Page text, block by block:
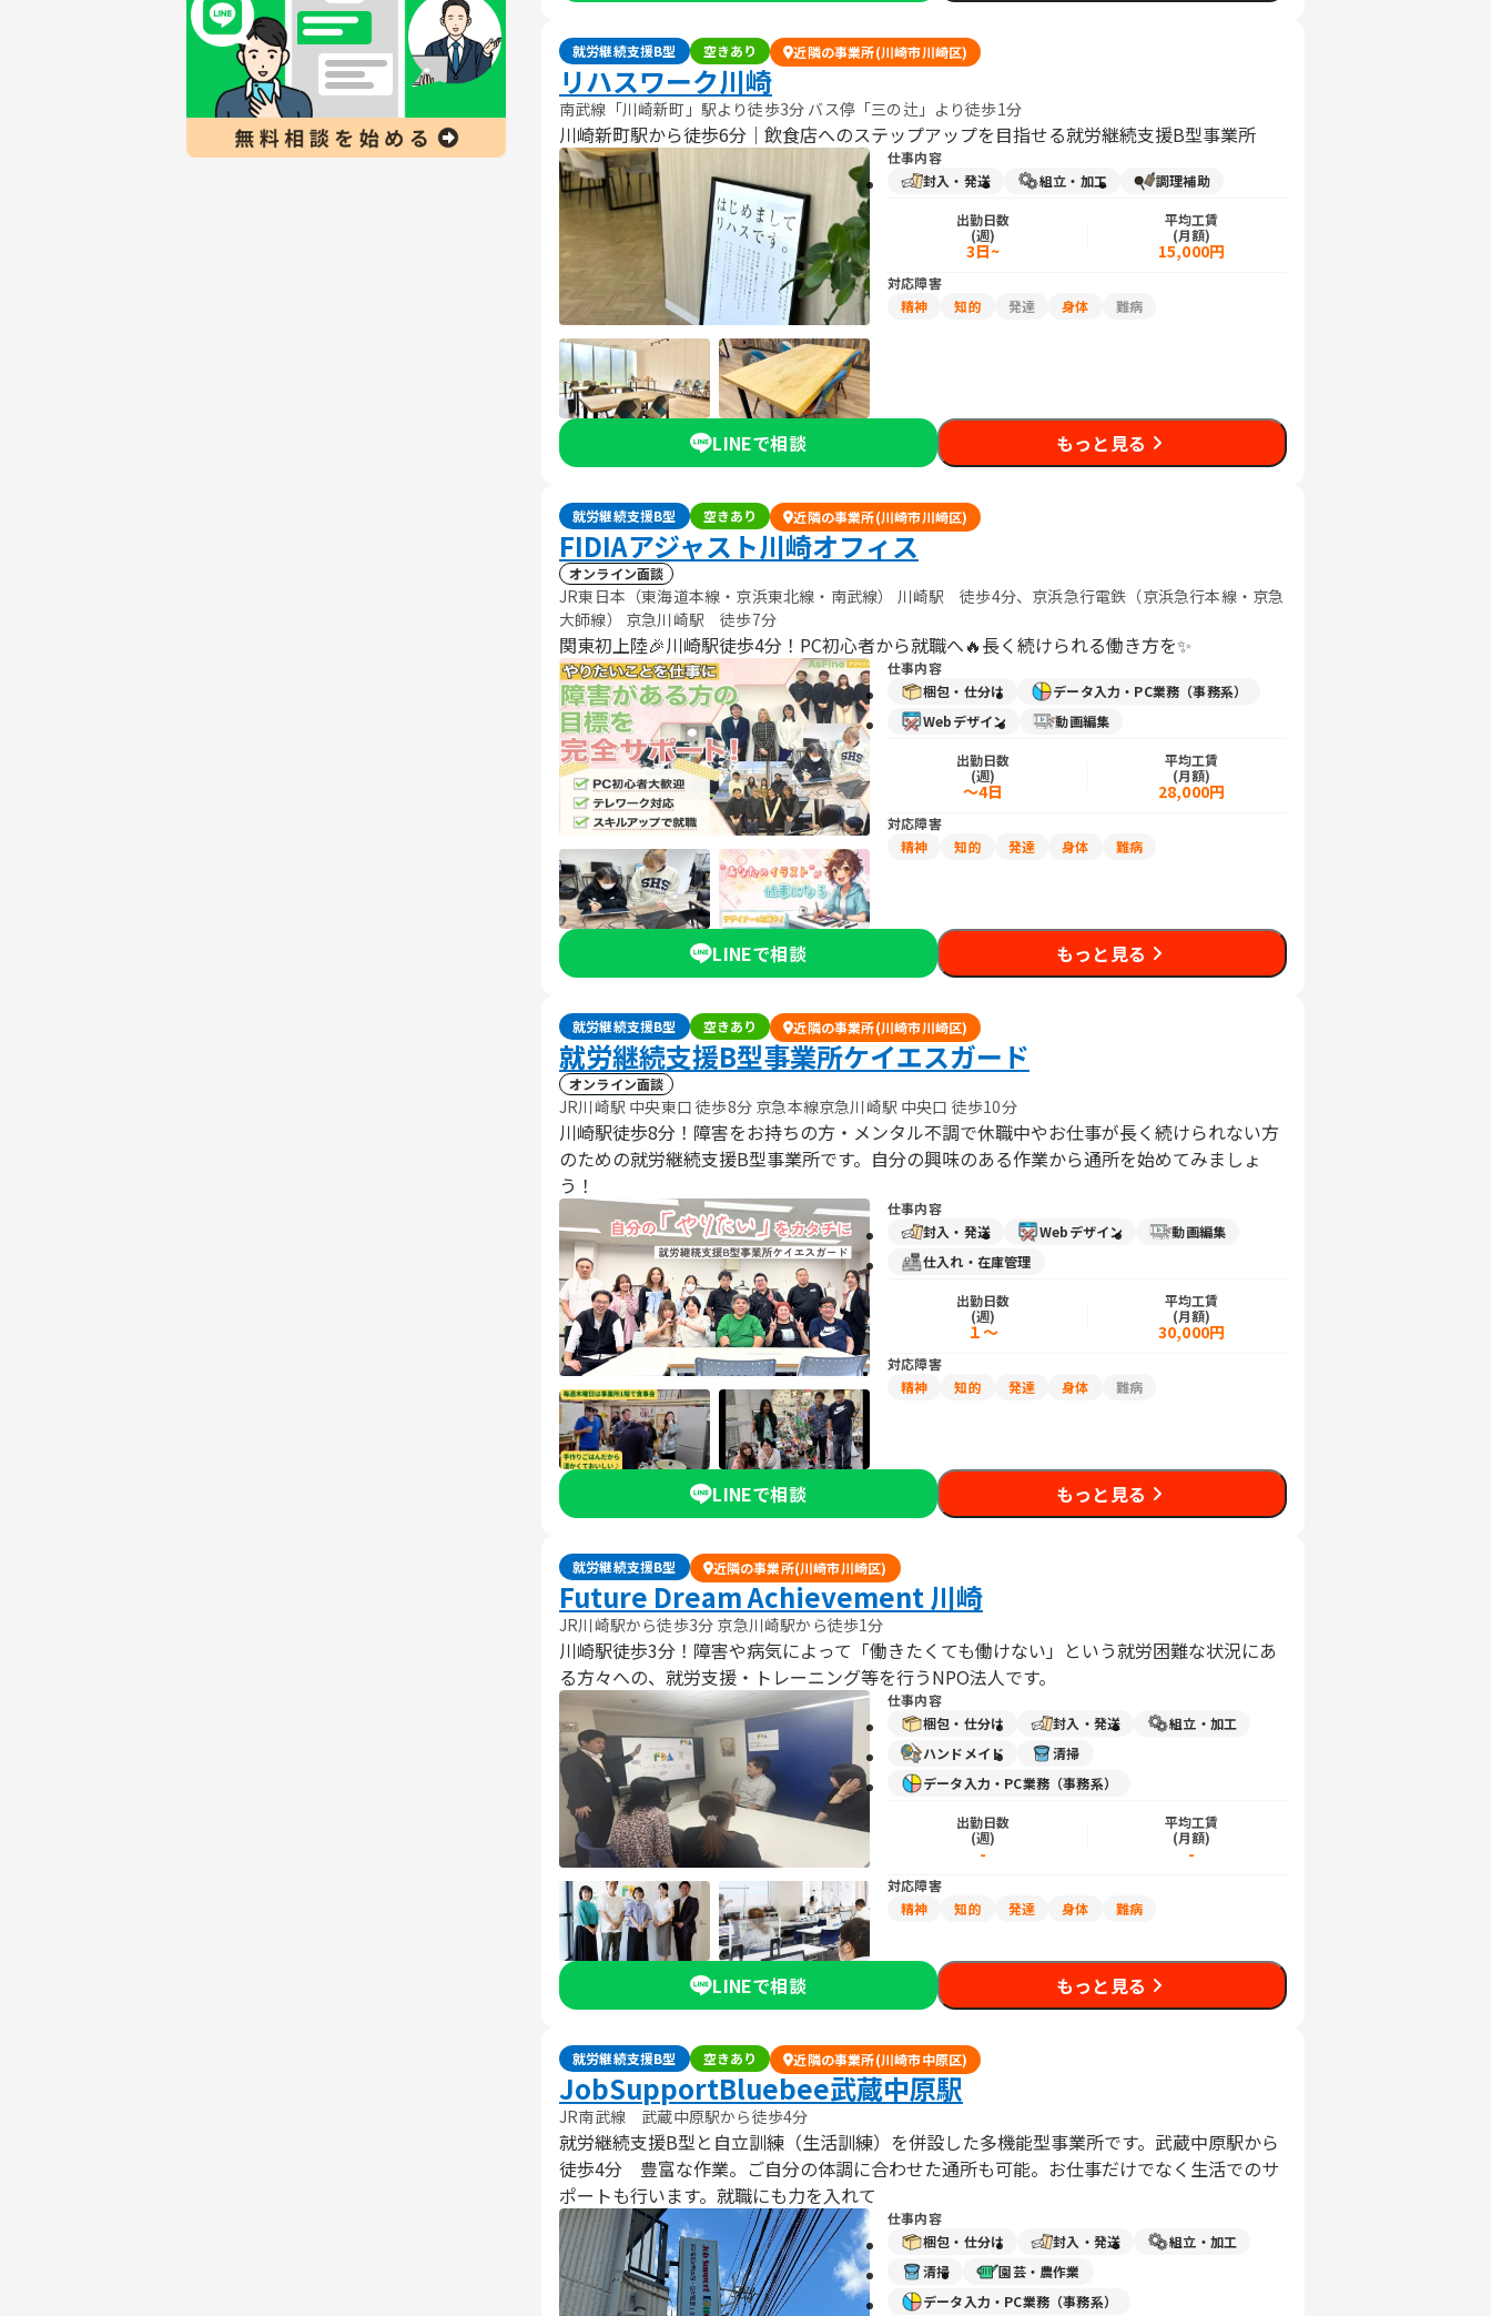
就労継続支援B型 空きあり 近隣の事業所(川崎市川崎区)
リハスワーク川崎
南武線「川崎新町」駅より徒歩3分 バス停「三の辻」より徒歩1分
川崎新町駅から徒歩6分｜飲食店へのステップアップを目指せる就労継続支援B型事業所
仕事内容
封入・発送
組立・加工 調理補助
出勤日数
(週)
3日~
平均工賃
(月額)
15,000円
対応障害
精神
知的 発達 身体 難病
LINEで相談 もっと見る
就労継続支援B型 空きあり 近隣の事業所(川崎市川崎区)
FIDIAアジャスト川崎オフィス
オンライン面談
JR東日本（東海道本線・京浜東北線・南武線） 川崎駅 徒歩4分、京浜急行電鉄（京浜急行本線・京急
大師線） 京急川崎駅 徒歩7分
関東初上陸🎉川崎駅徒歩4分！PC初心者から就職へ🔥長く続けられる働き方を✨️
仕事内容
梱包・仕分け
データ入力・PC業務（事務系）
Webデザイン
動画編集
出勤日数
(週)
～4日
平均工賃
(月額)
28,000円
対応障害
精神
知的 発達 身体 難病
LINEで相談 もっと見る
就労継続支援B型 空きあり 近隣の事業所(川崎市川崎区)
就労継続支援B型事業所ケイエスガード
オンライン面談
JR川崎駅 中央東口 徒歩8分 京急本線京急川崎駅 中央口 徒歩10分
川崎駅徒歩8分！障害をお持ちの方・メンタル不調で休職中やお仕事が長く続けられない方
のための就労継続支援B型事業所です。自分の興味のある作業から通所を始めてみましょ
う！
仕事内容
封入・発送
Webデザイン
動画編集
仕入れ・在庫管理
出勤日数
(週)
１～
平均工賃
(月額)
30,000円
対応障害
精神
知的 発達 身体 難病
LINEで相談 もっと見る
就労継続支援B型 近隣の事業所(川崎市川崎区)
Future Dream Achievement 川崎
JR川崎駅から徒歩3分 京急川崎駅から徒歩1分
川崎駅徒歩3分！障害や病気によって「働きたくても働けない」という就労困難な状況にあ
る方々への、就労支援・トレーニング等を行うNPO法人です。
仕事内容
梱包・仕分け
封入・発送
組立・加工
ハンドメイド
清掃
データ入力・PC業務（事務系）
出勤日数
(週)
-
平均工賃
(月額)
-
対応障害
精神
知的 発達 身体 難病
LINEで相談 もっと見る
就労継続支援B型 空きあり 近隣の事業所(川崎市中原区)
JobSupportBluebee武蔵中原駅
JR南武線 武蔵中原駅から徒歩4分
就労継続支援B型と自立訓練（生活訓練）を併設した多機能型事業所です。武蔵中原駅から
徒歩4分 豊富な作業。ご自分の体調に合わせた通所も可能。お仕事だけでなく生活でのサ
ポートも行います。就職にも力を入れて
仕事内容
梱包・仕分け
封入・発送
組立・加工
清掃
園芸・農作業
データ入力・PC業務（事務系）